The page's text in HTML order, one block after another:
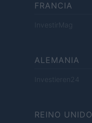
FRANCIA
InvestirMag
ALEMANIA
Investieren24
REINO UNIDO